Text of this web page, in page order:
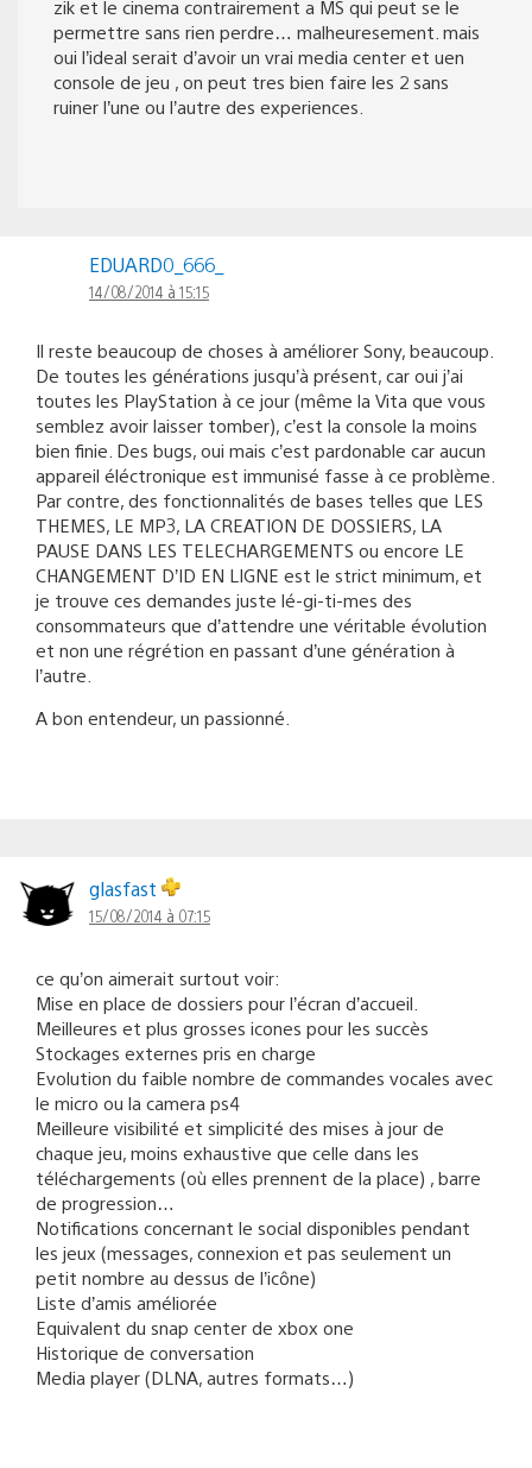
zik et le cinema contrairement a MS qui peut se le
permettre sans rien perdre… malheuresement. mais
oui l’ideal serait d’avoir un vrai media center et uen
console de jeu , on peut tres bien faire les 2 sans
ruiner l’une ou l’autre des experiences.
EDUARD0_666_
14/08/2014 à 15:15
Il reste beaucoup de choses à améliorer Sony, beaucoup.
De toutes les générations jusqu’à présent, car oui j’ai
toutes les PlayStation à ce jour (même la Vita que vous
semblez avoir laisser tomber), c’est la console la moins
bien finie. Des bugs, oui mais c’est pardonable car aucun
appareil éléctronique est immunisé fasse à ce problème.
Par contre, des fonctionnalités de bases telles que LES
THEMES, LE MP3, LA CREATION DE DOSSIERS, LA
PAUSE DANS LES TELECHARGEMENTS ou encore LE
CHANGEMENT D’ID EN LIGNE est le strict minimum, et
je trouve ces demandes juste lé-gi-ti-mes des
consommateurs que d’attendre une véritable évolution
et non une régrétion en passant d’une génération à
l’autre.
A bon entendeur, un passionné.
glasfast
15/08/2014 à 07:15
ce qu’on aimerait surtout voir:
Mise en place de dossiers pour l’écran d’accueil.
Meilleures et plus grosses icones pour les succès
Stockages externes pris en charge
Evolution du faible nombre de commandes vocales avec
le micro ou la camera ps4
Meilleure visibilité et simplicité des mises à jour de
chaque jeu, moins exhaustive que celle dans les
téléchargements (où elles prennent de la place) , barre
de progression…
Notifications concernant le social disponibles pendant
les jeux (messages, connexion et pas seulement un
petit nombre au dessus de l’icône)
Liste d’amis améliorée
Equivalent du snap center de xbox one
Historique de conversation
Media player (DLNA, autres formats…)